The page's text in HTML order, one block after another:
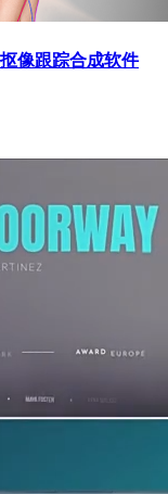
像跟踪合成软件